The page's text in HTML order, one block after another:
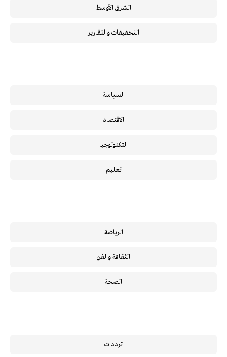
الشرق الأوسط
التحقيقات والتقارير
السياسة
الاقتصاد
التكنولوجيا
تعليم
الرياضة
الثقافة والفن
الصحة
ترددات